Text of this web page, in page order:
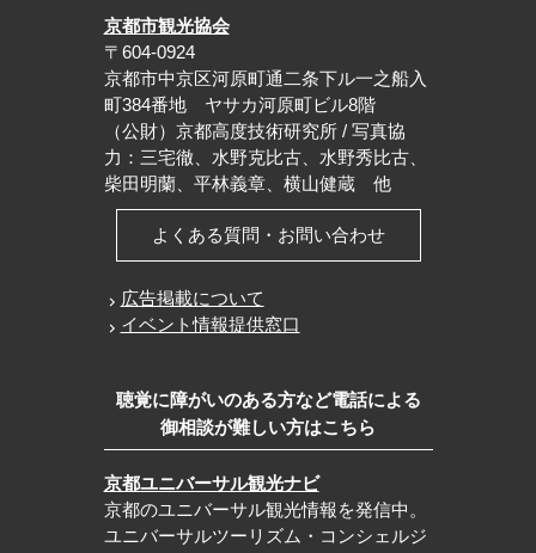
京都市観光協会
〒604-0924
京都市中京区河原町通二条下ル一之船入
町384番地 ヤサカ河原町ビル8階
（公財）京都高度技術研究所 / 写真協
力：三宅徹、水野克比古、水野秀比古、
柴田明蘭、平林義章、横山健蔵 他
よくある質問・お問い合わせ
広告掲載について
イベント情報提供窓口
聴覚に障がいのある方など電話による
御相談が難しい方はこちら
京都ユニバーサル観光ナビ
京都のユニバーサル観光情報を発信中。
ユニバーサルツーリズム・コンシェルジ